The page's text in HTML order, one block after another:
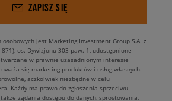
ZAPISZ SIĘ
jest Marketing Investment Group S.A. z
os. Dywizjonu 303 paw. 1, udostępnione
w prawnie uzasadnionym interesie
się marketing produktów i usług własnych.
aczkolwiek niezbędne w celu
Każdy ma prawo do zgłoszenia sprzeciwu
żądania dostępu do danych, sprostowania,